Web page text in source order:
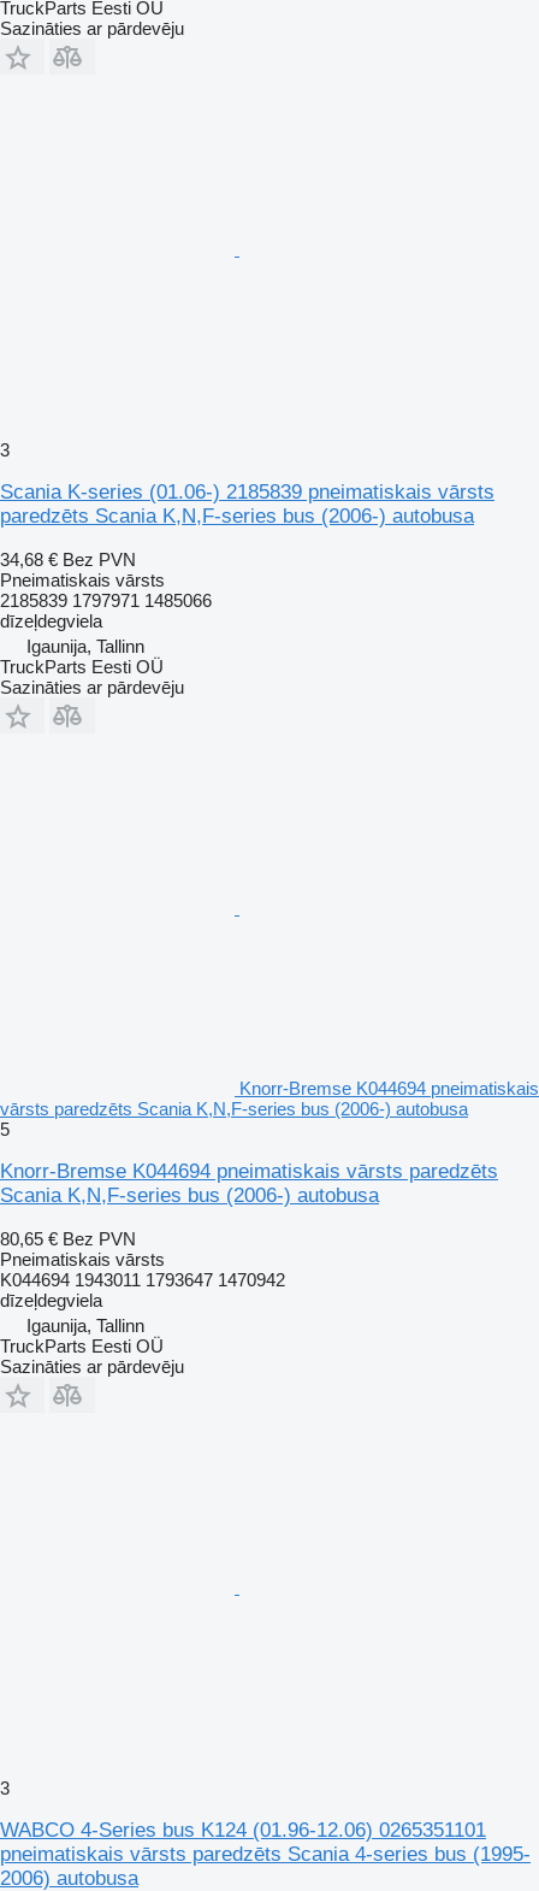
TruckParts Eesti OÜ
Sazināties ar pārdevēju
3
Scania K-series (01.06-) 2185839 pneimatiskais vārsts
paredzēts Scania K,N,F-series bus (2006-) autobusa
34,68 € Bez PVN
Pneimatiskais vārsts
2185839 1797971 1485066
dīzeļdegviela
Igaunija, Tallinn
TruckParts Eesti OÜ
Sazināties ar pārdevēju
Knorr-Bremse K044694 pneimatiskais
vārsts paredzēts Scania K,N,F-series bus (2006-) autobusa
5
Knorr-Bremse K044694 pneimatiskais vārsts paredzēts
Scania K,N,F-series bus (2006-) autobusa
80,65 € Bez PVN
Pneimatiskais vārsts
K044694 1943011 1793647 1470942
dīzeļdegviela
Igaunija, Tallinn
TruckParts Eesti OÜ
Sazināties ar pārdevēju
3
WABCO 4-Series bus K124 (01.96-12.06) 0265351101
pneimatiskais vārsts paredzēts Scania 4-series bus (1995-
2006) autobusa